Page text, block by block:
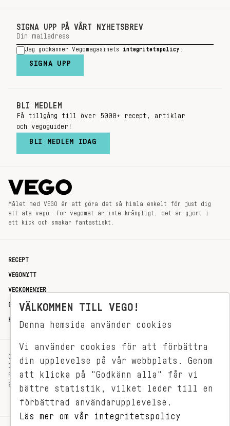
SIGNA UPP PÅ VÅRT NYHETSBREV
Jag godkänner Vegomagasinets integritetspolicy
SIGNA UPP
BLI MEDLEM
Få tillgång till över 5000+ recept, artiklar
och vegoguider!
BLI MEDLEM IDAG
Målet med VEGO är att göra det så himla enkelt för just dig
att äta vego. För vegomat är inte krångligt, det är gjort i
ett kick och smakar fantastiskt.
RECEPT
VEGONYTT
VECKOMENYER
OM OSS
KONTAKT
OXENSTIERNSGATAN 33
114 27 STOCKHOLM
REDAKTIONEN@VEGOMAGASINET.SE
08-799 62 01
VÄLKOMMEN TILL VEGO!
Denna hemsida använder cookies
Vi använder cookies för att förbättra
din upplevelse på vår webbplats. Genom
att klicka på "Godkänn alla" får vi
bättre statistik, vilket leder till en
förbättrad användarupplevelse.
Läs mer om vår integritetspolicy